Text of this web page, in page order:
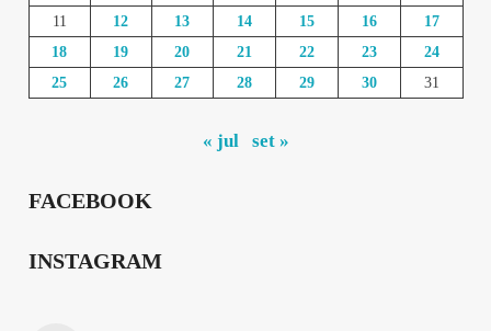
11
12 13 14 15 16
17
18
19 20 21 22 23
24
25
26 27 28 29 30 31
« jul set »
FACEBOOK
INSTAGRAM